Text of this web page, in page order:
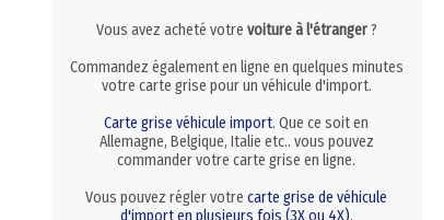
Vous avez acheté votre voiture à l'étranger?
Commandez également en ligne en quelques minutes
votre carte grise pour un véhicule d'import.
Carte grise véhicule import. Que ce soit en
Allemagne, Belgique, Italie etc.. vous pouvez
commander votre carte grise en ligne.
Vous pouvez régler votrecarte grise de véhicule
d'import en plusieurs fois (3X ou 4X).